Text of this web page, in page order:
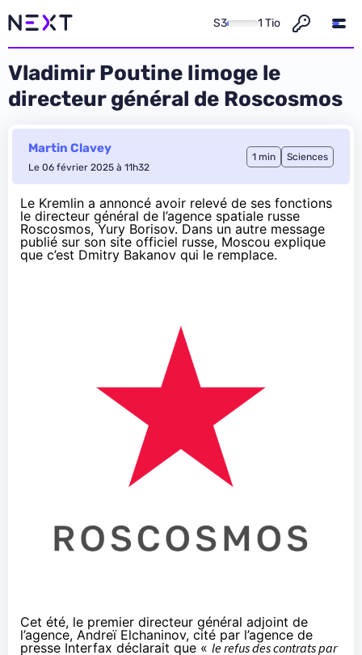
S3 1 Tio
Vladimir Poutine limoge le
directeur général de Roscosmos
Martin Clavey
Le 06 février 2025 à 11h32
1 min Sciences
Le Kremlin a annoncé avoir relevé de ses fonctions
le directeur général de l’agence spatiale russe
Roscosmos, Yury Borisov. Dans un autre message
publié sur son site officiel russe, Moscou explique
que c’est Dmitry Bakanov qui le remplace.
Cet été, le premier directeur général adjoint de
l’agence, Andreï Elchaninov, cité par l’agence de
presse Interfax déclarait que « le refus des contrats par